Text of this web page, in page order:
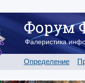
Форум
Определение